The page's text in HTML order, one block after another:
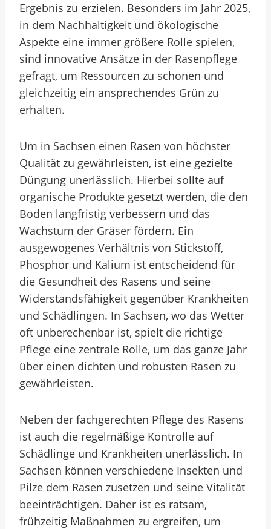
Ergebnis zu erzielen. Besonders im Jahr 2025,
in dem Nachhaltigkeit und ökologische
Aspekte eine immer größere Rolle spielen,
sind innovative Ansätze in der Rasenpflege
gefragt, um Ressourcen zu schonen und
gleichzeitig ein ansprechendes Grün zu
erhalten.
Um in Sachsen einen Rasen von höchster
Qualität zu gewährleisten, ist eine gezielte
Düngung unerlässlich. Hierbei sollte auf
organische Produkte gesetzt werden, die den
Boden langfristig verbessern und das
Wachstum der Gräser fördern. Ein
ausgewogenes Verhältnis von Stickstoff,
Phosphor und Kalium ist entscheidend für
die Gesundheit des Rasens und seine
Widerstandsfähigkeit gegenüber Krankheiten
und Schädlingen. In Sachsen, wo das Wetter
oft unberechenbar ist, spielt die richtige
Pflege eine zentrale Rolle, um das ganze Jahr
über einen dichten und robusten Rasen zu
gewährleisten.
Neben der fachgerechten Pflege des Rasens
ist auch die regelmäßige Kontrolle auf
Schädlinge und Krankheiten unerlässlich. In
Sachsen können verschiedene Insekten und
Pilze dem Rasen zusetzen und seine Vitalität
beeinträchtigen. Daher ist es ratsam,
frühzeitig Maßnahmen zu ergreifen, um